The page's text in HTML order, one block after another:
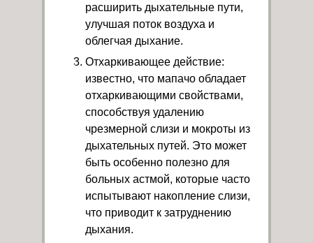
расширить дыхательные пути,
улучшая поток воздуха и
облегчая дыхание.
Отхаркивающее действие:
известно, что мапачо обладает
отхаркивающими свойствами,
способствуя удалению
чрезмерной слизи и мокроты из
дыхательных путей. Это может
быть особенно полезно для
больных астмой, которые часто
испытывают накопление слизи,
что приводит к затруднению
дыхания.